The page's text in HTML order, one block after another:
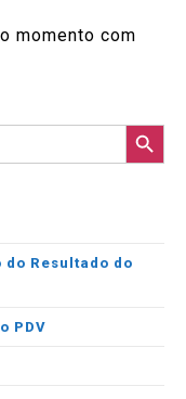
momento com
SEARCH BUTTON
do Resultado do
PDV